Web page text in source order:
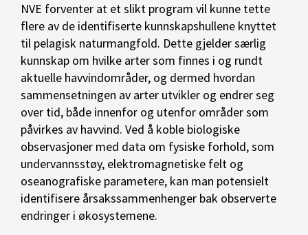
NVE forventer at et slikt program vil kunne tette
flere av de identifiserte kunnskapshullene knyttet
til pelagisk naturmangfold. Dette gjelder særlig
kunnskap om hvilke arter som finnes i og rundt
aktuelle havvindområder, og dermed hvordan
sammensetningen av arter utvikler og endrer seg
over tid, både innenfor og utenfor områder som
påvirkes av havvind. Ved å koble biologiske
observasjoner med data om fysiske forhold, som
undervannsstøy, elektromagnetiske felt og
oseanografiske parametere, kan man potensielt
identifisere årsakssammenhenger bak observerte
endringer i økosystemene.